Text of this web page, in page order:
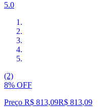
5.0
(2)
8% OFF
Preço R$ 813,09R$ 813,09